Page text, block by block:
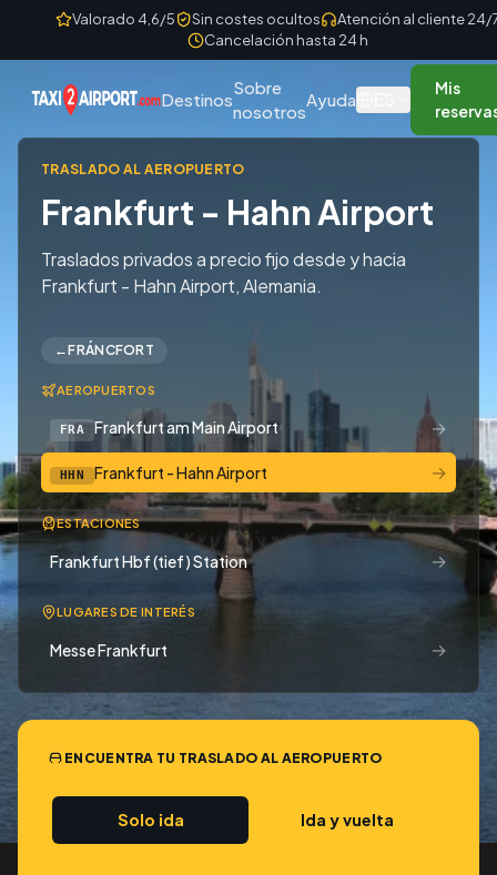
Skip to contentValorado 4,6/5 Sin costes ocultos
Atención al cliente 24/
Cancelación hasta 24 h
Destinos
Sobre
nosotros
Ayuda
Mis
TRASLADO AL AEROPUERTO
Frankfurt - Hahn Airport
Traslados privados a precio fijo desde y hacia
Frankfurt - Hahn Airport, Alemania.
←FRÁNCFORT
AEROPUERTOS
FRA Frankfurt am Main Airport →
HHN Frankfurt - Hahn Airport →
ESTACIONES
Frankfurt Hbf (tief) Station →
LUGARES DE INTERÉS
Messe Frankfurt →
ENCUENTRA TU TRASLADO AL AEROPUERTO
Solo ida Ida y vuelta